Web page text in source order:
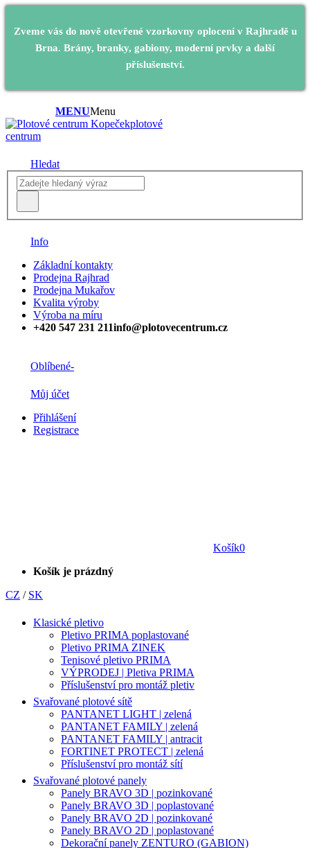
Zveme vás do nově otevřené vzorkovny oplocení v Rajhradě u
Brna. Brány, branky, gabiony, moderní prvky a další
příslušenství.
MENUMenu
plotové
centrum
Hledat
Info
Základní kontakty
Prodejna Rajhrad
Prodejna Mukařov
Kvalita výroby
Výroba na míru
+420 547 231 211info@plotovecentrum.cz
Oblíbené-
Můj účet
Přihlášení
Registrace
Košík0
Košík je prázdný
CZ / SK
Klasické pletivo
Pletivo PRIMA poplastované
Pletivo PRIMA ZINEK
Tenisové pletivo PRIMA
VÝPRODEJ | Pletiva PRIMA
Příslušenství pro montáž pletiv
Svařované plotové sítě
PANTANET LIGHT | zelená
PANTANET FAMILY | zelená
PANTANET FAMILY | antracit
FORTINET PROTECT | zelená
Příslušenství pro montáž sítí
Svařované plotové panely
Panely BRAVO 3D | pozinkované
Panely BRAVO 3D | poplastované
Panely BRAVO 2D | pozinkované
Panely BRAVO 2D | poplastované
Dekorační panely ZENTURO (GABION)